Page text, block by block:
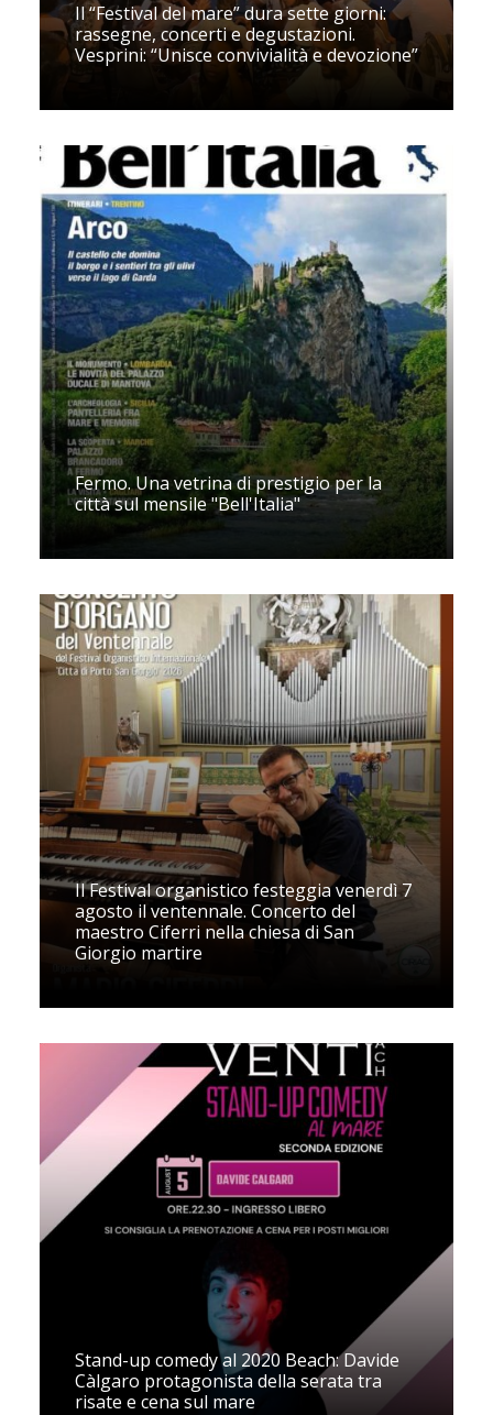
Il “Festival del mare” dura sette giorni:
rassegne, concerti e degustazioni.
Vesprini: “Unisce convivialità e devozione”
Fermo. Una vetrina di prestigio per la
città sul mensile "Bell'Italia"
Il Festival organistico festeggia venerdì 7
agosto il ventennale. Concerto del
maestro Ciferri nella chiesa di San
Giorgio martire
Stand-up comedy al 2020 Beach: Davide
Càlgaro protagonista della serata tra
risate e cena sul mare